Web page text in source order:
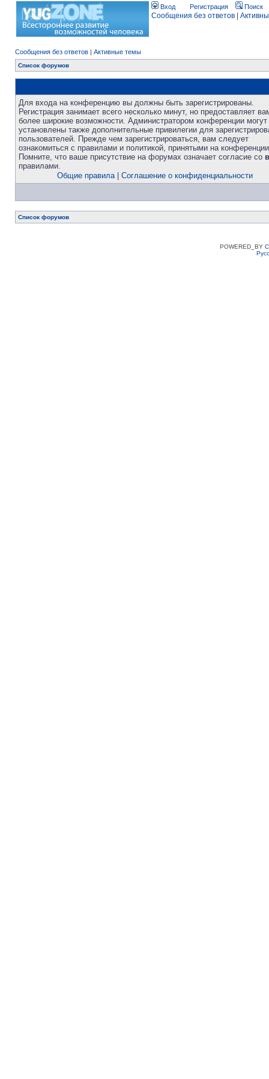
Вход Регистрация Поиск
Сообщения без ответов
Сообщения без ответов | Активные темы
Список форумов
Для входа на конференцию вы должны быть зарегистрированы.
Регистрация занимает всего несколько минут, но предоставляет
более широкие возможности. Администратором конференции
установлены также дополнительные привилегии для
пользователей. Прежде чем зарегистрироваться, вам следует
ознакомиться с правилами и политикой, принятыми на
Помните, что ваше присутствие на форумах означает согласие со
правилами.
Общие правила| Соглашение о конфиденциальности
Список форумов
POWERED_BY